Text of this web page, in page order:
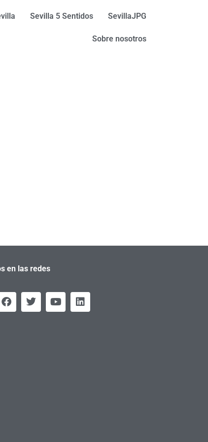
Sevilla 5 Sentidos SevillaJPG
Sobre nosotros
en las redes